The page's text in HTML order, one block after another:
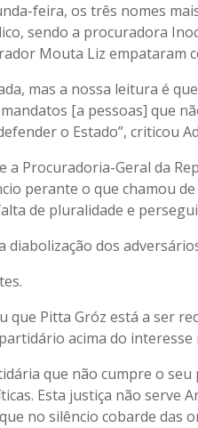
feira, os três nomes
sendo a procuradora
Mouta Liz empataram
mas a nossa leitura é
[a pessoas] que
o Estado”, criticou
a Procuradoria-Geral da
perante o que chamou
de pluralidade e
diabolização dos
que Pitta Gróz está a ser
acima do interesse
que não cumpre o
Esta justiça não serve
no silêncio cobarde das